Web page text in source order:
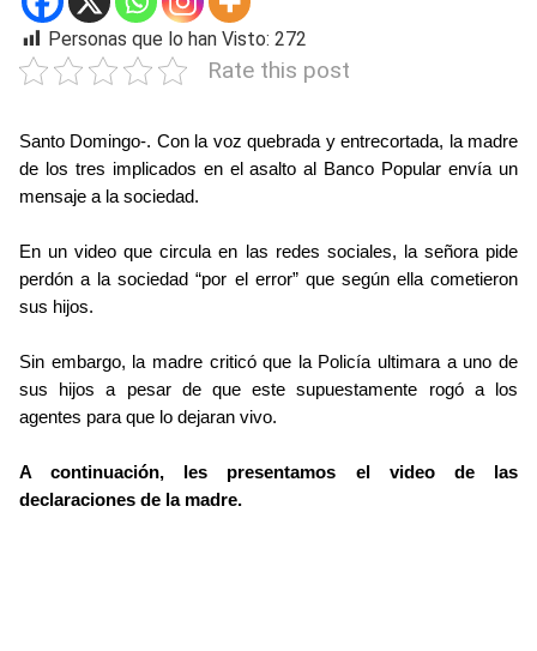
Personas que lo han Visto: 272
Rate this post
Santo Domingo-. Con la voz quebrada y entrecortada, la madre
de los tres implicados en el asalto al Banco Popular envía un
mensaje a la sociedad.
En un video que circula en las redes sociales, la señora pide
perdón a la sociedad “por el error” que según ella cometieron
sus hijos.
Sin embargo, la madre criticó que la Policía ultimara a uno de
sus hijos a pesar de que este supuestamente rogó a los
agentes para que lo dejaran vivo.
A continuación, les presentamos el video de las
declaraciones de la madre.